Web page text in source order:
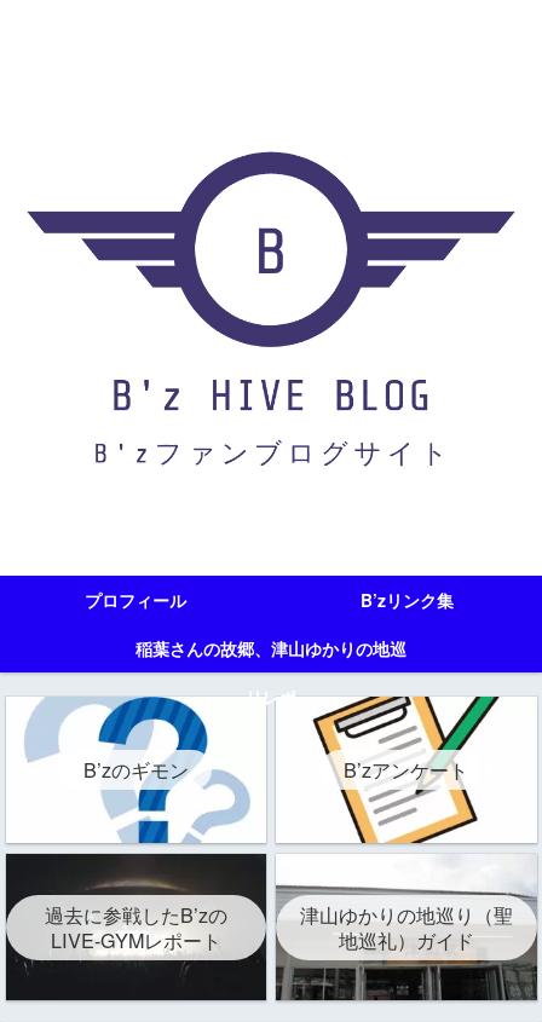
プロフィール
B’zリンク集
稲葉さんの故郷、津山ゆかりの地巡
りレポ
B’zのギモン B’zアンケート
過去に参戦したB’zの
LIVE-GYMレポート
津山ゆかりの地巡り（聖
地巡礼）ガイド